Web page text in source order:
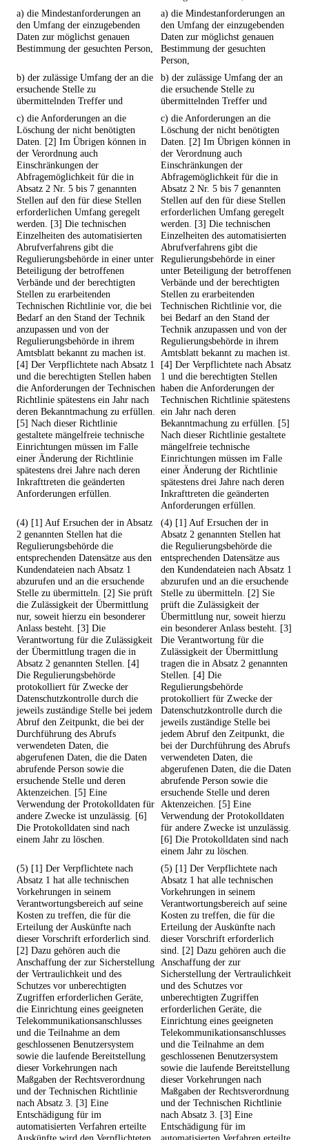
a) die Mindestanforderungen an
den Umfang der einzugebenden
Daten zur möglichst genauen
Bestimmung der gesuchten Person,
a) die Mindestanforderungen an
den Umfang der einzugebenden
Daten zur möglichst genauen
Bestimmung der gesuchten
Person,
b) der zulässige Umfang der an die
ersuchende Stelle zu
übermittelnden Treffer und
b) der zulässige Umfang der an
die ersuchende Stelle zu
übermittelnden Treffer und
c) die Anforderungen an die
Löschung der nicht benötigten
Daten. [2] Im Übrigen können in
der Verordnung auch
Einschränkungen der
Abfragemöglichkeit für die in
Absatz 2 Nr. 5 bis 7 genannten
Stellen auf den für diese Stellen
erforderlichen Umfang geregelt
werden. [3] Die technischen
Einzelheiten des automatisierten
Abrufverfahrens gibt die
Regulierungsbehörde in einer unter
Beteiligung der betroffenen
Verbände und der berechtigten
Stellen zu erarbeitenden
Technischen Richtlinie vor, die bei
Bedarf an den Stand der Technik
anzupassen und von der
Regulierungsbehörde in ihrem
Amtsblatt bekannt zu machen ist.
[4] Der Verpflichtete nach Absatz 1
und die berechtigten Stellen haben
die Anforderungen der Technischen
Richtlinie spätestens ein Jahr nach
deren Bekanntmachung zu erfüllen.
[5] Nach dieser Richtlinie
gestaltete mängelfreie technische
Einrichtungen müssen im Falle
einer Änderung der Richtlinie
spätestens drei Jahre nach deren
Inkrafttreten die geänderten
Anforderungen erfüllen.
c) die Anforderungen an die
Löschung der nicht benötigten
Daten. [2] Im Übrigen können in
der Verordnung auch
Einschränkungen der
Abfragemöglichkeit für die in
Absatz 2 Nr. 5 bis 7 genannten
Stellen auf den für diese Stellen
erforderlichen Umfang geregelt
werden. [3] Die technischen
Einzelheiten des automatisierten
Abrufverfahrens gibt die
Regulierungsbehörde in einer
unter Beteiligung der betroffenen
Verbände und der berechtigten
Stellen zu erarbeitenden
Technischen Richtlinie vor, die
bei Bedarf an den Stand der
Technik anzupassen und von der
Regulierungsbehörde in ihrem
Amtsblatt bekannt zu machen ist.
[4] Der Verpflichtete nach Absatz
1 und die berechtigten Stellen
haben die Anforderungen der
Technischen Richtlinie spätestens
ein Jahr nach deren
Bekanntmachung zu erfüllen. [5]
Nach dieser Richtlinie gestaltete
mängelfreie technische
Einrichtungen müssen im Falle
einer Änderung der Richtlinie
spätestens drei Jahre nach deren
Inkrafttreten die geänderten
Anforderungen erfüllen.
(4) [1] Auf Ersuchen der in Absatz
2 genannten Stellen hat die
Regulierungsbehörde die
entsprechenden Datensätze aus den
Kundendateien nach Absatz 1
abzurufen und an die ersuchende
Stelle zu übermitteln. [2] Sie prüft
die Zulässigkeit der Übermittlung
nur, soweit hierzu ein besonderer
Anlass besteht. [3] Die
Verantwortung für die Zulässigkeit
der Übermittlung tragen die in
Absatz 2 genannten Stellen. [4]
Die Regulierungsbehörde
protokolliert für Zwecke der
Datenschutzkontrolle durch die
jeweils zuständige Stelle bei jedem
Abruf den Zeitpunkt, die bei der
Durchführung des Abrufs
verwendeten Daten, die
abgerufenen Daten, die die Daten
abrufende Person sowie die
ersuchende Stelle und deren
Aktenzeichen. [5] Eine
Verwendung der Protokolldaten für
andere Zwecke ist unzulässig. [6]
Die Protokolldaten sind nach
einem Jahr zu löschen.
(4) [1] Auf Ersuchen der in
Absatz 2 genannten Stellen hat
die Regulierungsbehörde die
entsprechenden Datensätze aus
den Kundendateien nach Absatz 1
abzurufen und an die ersuchende
Stelle zu übermitteln. [2] Sie
prüft die Zulässigkeit der
Übermittlung nur, soweit hierzu
ein besonderer Anlass besteht. [3]
Die Verantwortung für die
Zulässigkeit der Übermittlung
tragen die in Absatz 2 genannten
Stellen. [4] Die
Regulierungsbehörde
protokolliert für Zwecke der
Datenschutzkontrolle durch die
jeweils zuständige Stelle bei
jedem Abruf den Zeitpunkt, die
bei der Durchführung des Abrufs
verwendeten Daten, die
abgerufenen Daten, die die Daten
abrufende Person sowie die
ersuchende Stelle und deren
Aktenzeichen. [5] Eine
Verwendung der Protokolldaten
für andere Zwecke ist unzulässig.
[6] Die Protokolldaten sind nach
einem Jahr zu löschen.
(5) [1] Der Verpflichtete nach
Absatz 1 hat alle technischen
Vorkehrungen in seinem
Verantwortungsbereich auf seine
Kosten zu treffen, die für die
Erteilung der Auskünfte nach
dieser Vorschrift erforderlich sind.
[2] Dazu gehören auch die
Anschaffung der zur Sicherstellung
der Vertraulichkeit und des
Schutzes vor unberechtigten
Zugriffen erforderlichen Geräte,
die Einrichtung eines geeigneten
Telekommunikationsanschlusses
und die Teilnahme an dem
geschlossenen Benutzersystem
sowie die laufende Bereitstellung
dieser Vorkehrungen nach
Maßgaben der Rechtsverordnung
und der Technischen Richtlinie
nach Absatz 3. [3] Eine
Entschädigung für im
automatisierten Verfahren erteilte
(5) [1] Der Verpflichtete nach
Absatz 1 hat alle technischen
Vorkehrungen in seinem
Verantwortungsbereich auf seine
Kosten zu treffen, die für die
Erteilung der Auskünfte nach
dieser Vorschrift erforderlich
sind. [2] Dazu gehören auch die
Anschaffung der zur
Sicherstellung der Vertraulichkeit
und des Schutzes vor
unberechtigten Zugriffen
erforderlichen Geräte, die
Einrichtung eines geeigneten
Telekommunikationsanschlusses
und die Teilnahme an dem
geschlossenen Benutzersystem
sowie die laufende Bereitstellung
dieser Vorkehrungen nach
Maßgaben der Rechtsverordnung
und der Technischen Richtlinie
nach Absatz 3. [3] Eine
Entschädigung für im